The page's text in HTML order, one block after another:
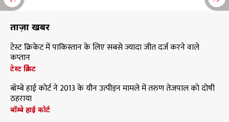
ताज़ा खबरें
टेस्ट क्रिकेट में पाकिस्तान के लिए सबसे ज्यादा जीत दर्ज करने वाले
कप्तान
टेस्ट क्रिकेट
बॉम्बे हाई कोर्ट ने 2013 के यौन उत्पीड़न मामले में तरुण तेजपाल को दोषी
ठहराया
बॉम्बे हाई कोर्ट